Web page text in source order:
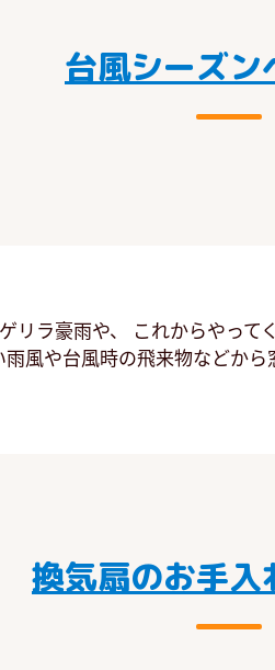
台風シーズン
リラ豪雨や、 これからやっ
雨風や台風時の飛来物などから
換気扇のお手入